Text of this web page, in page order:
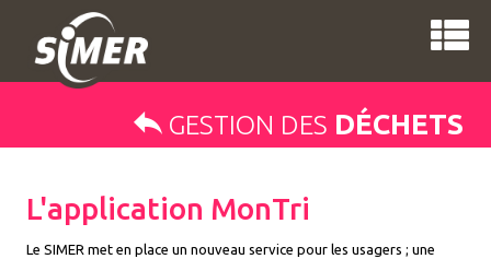
GESTION DES DÉCHETS
L'application MonTri
Le SIMER met en place un nouveau service pour les usagers ; une